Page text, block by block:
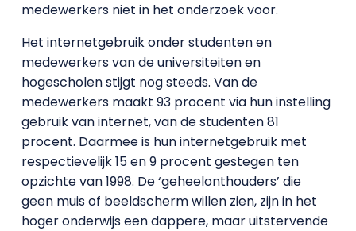
medewerkers niet in het onderzoek voor.
Het internetgebruik onder studenten en
medewerkers van de universiteiten en
hogescholen stijgt nog steeds. Van de
medewerkers maakt 93 procent via hun instelling
gebruik van internet, van de studenten 81
procent. Daarmee is hun internetgebruik met
respectievelijk 15 en 9 procent gestegen ten
opzichte van 1998. De ‘geheelonthouders’ die
geen muis of beeldscherm willen zien, zijn in het
hoger onderwijs een dappere, maar uitstervende